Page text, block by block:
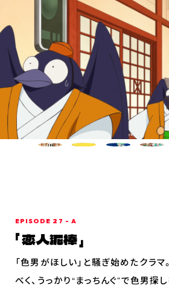
イ
EPISODE 27 - A
恋人泥棒
「色男がほしい」と騒ぎ始めたクラ
べく、うっかり“まっちんぐ”で色男探